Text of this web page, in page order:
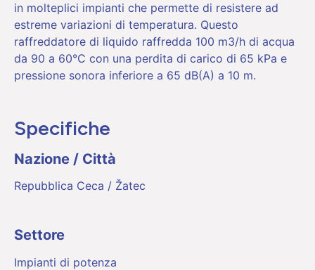
in molteplici impianti che permette di resistere ad
estreme variazioni di temperatura. Questo
raffreddatore di liquido raffredda 100 m3/h di acqua
da 90 a 60°C con una perdita di carico di 65 kPa e
pressione sonora inferiore a 65 dB(A) a 10 m.
Specifiche
Nazione / Città
Repubblica Ceca / Žatec
Settore
Impianti di potenza